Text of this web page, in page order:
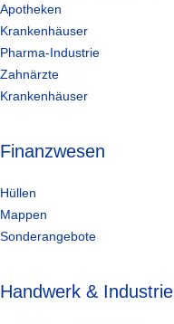
Apotheken
Krankenhäuser
Pharma-Industrie
Zahnärzte
Krankenhäuser
Finanzwesen
Hüllen
Mappen
Sonderangebote
Handwerk & Industrie